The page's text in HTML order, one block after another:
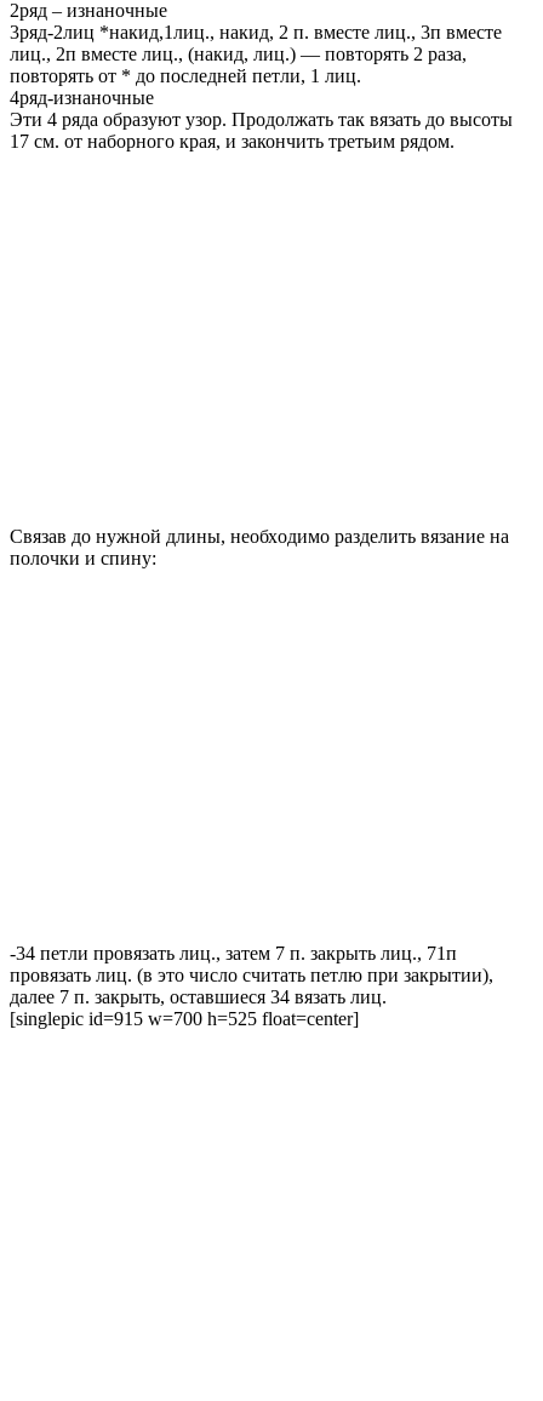
2ряд – изнаночные
3ряд-2лиц *накид,1лиц., накид, 2 п. вместе лиц., 3п вместе
лиц., 2п вместе лиц., (накид, лиц.) — повторять 2 раза,
повторять от * до последней петли, 1 лиц.
4ряд-изнаночные
Эти 4 ряда образуют узор. Продолжать так вязать до высоты
17 см. от наборного края, и закончить третьим рядом.
Связав до нужной длины, необходимо разделить вязание на
полочки и спину:
-34 петли провязать лиц., затем 7 п. закрыть лиц., 71п
провязать лиц. (в это число считать петлю при закрытии),
далее 7 п. закрыть, оставшиеся 34 вязать лиц.
[singlepic id=915 w=700 h=525 float=center]